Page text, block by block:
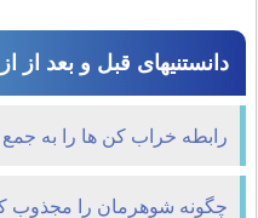
دانستنیهای قبل و بعد از
رابطه خراب کن ها را به جمع
چگونه شوهرمان را مجذوب